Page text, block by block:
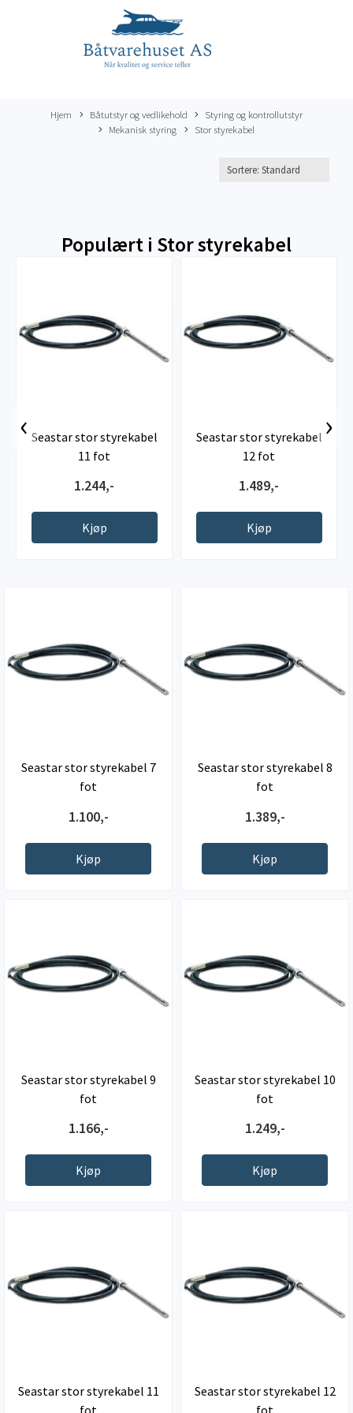
Hjem Båtutstyr og vedlikehold
Styring og kontrollutstyr
Mekanisk styring
Stor styrekabel
Populært i Stor styrekabel
Seastar stor styrekabel
11 fot
1.244,-
Kjøp
Seastar stor styrekabel
12 fot
1.489,-
Kjøp
‹ ›
Seastar stor styrekabel 7
fot
1.100,-
Kjøp
Seastar stor styrekabel 8
fot
1.389,-
Kjøp
Seastar stor styrekabel 9
fot
1.166,-
Kjøp
Seastar stor styrekabel 10
fot
1.249,-
Kjøp
Seastar stor styrekabel 11
fot
Seastar stor styrekabel 12
fot